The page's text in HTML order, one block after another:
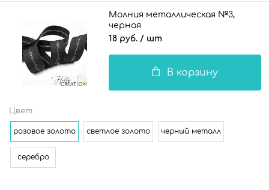
Молния металлическая №3,
черная
18 руб. / шт
В корзину
Цвет
розовое золото светлое золото черный металл
серебро